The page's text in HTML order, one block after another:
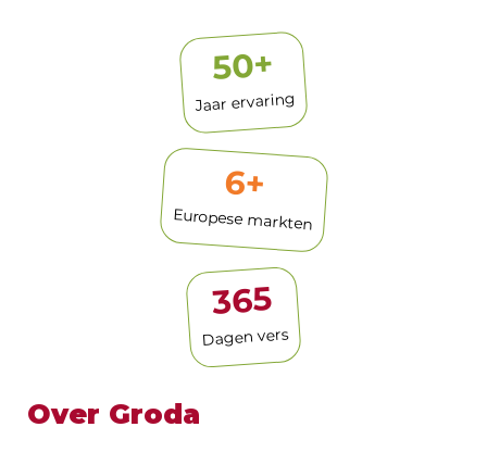
50+
Jaar ervaring
6+
Europese markten
365
Dagen vers
Over Groda